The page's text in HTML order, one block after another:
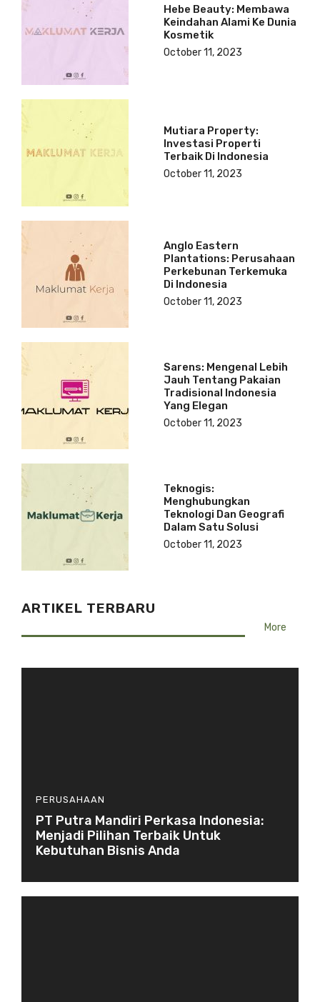
Hebe Beauty: Membawa
Keindahan Alami Ke Dunia
Kosmetik
October 11, 2023
Mutiara Property:
Investasi Properti
Terbaik Di Indonesia
October 11, 2023
Anglo Eastern
Plantations: Perusahaan
Perkebunan Terkemuka
Di Indonesia
October 11, 2023
Sarens: Mengenal Lebih
Jauh Tentang Pakaian
Tradisional Indonesia
Yang Elegan
October 11, 2023
Teknogis:
Menghubungkan
Teknologi Dan Geografi
Dalam Satu Solusi
October 11, 2023
ARTIKEL TERBARU
More
PERUSAHAAN
PT Putra Mandiri Perkasa Indonesia:
Menjadi Pilihan Terbaik Untuk
Kebutuhan Bisnis Anda